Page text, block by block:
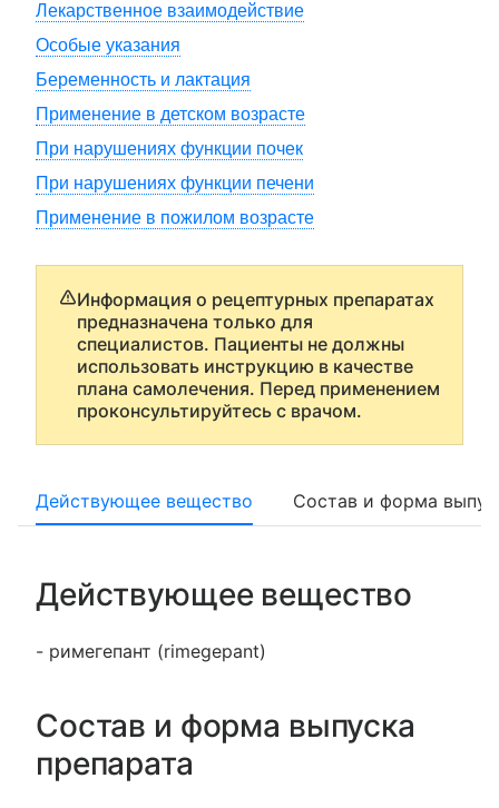
Лекарственное взаимодействие
Особые указания
Беременность и лактация
Применение в детском возрасте
При нарушениях функции почек
При нарушениях функции печени
Применение в пожилом возрасте
Информация о рецептурных препаратах
предназначена только для
специалистов. Пациенты не должны
использовать инструкцию в качестве
плана самолечения. Перед применением
проконсультируйтесь с врачом.
Действующее вещество Состав и форма
Действующее вещество
- римегепант (rimegepant)
Состав и форма выпуска
препарата